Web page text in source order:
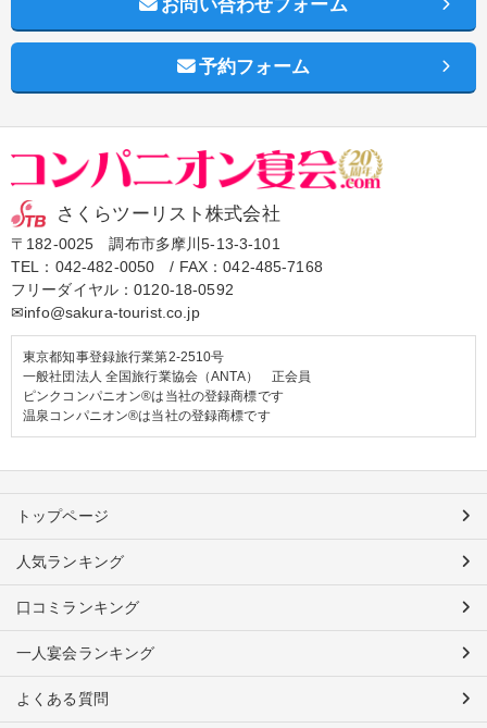
お問い合わせフォーム
予約フォーム
さくらツーリスト株式会社
〒182-0025 調布市多摩川5-13-3-101
TEL： 042-482-0050 / FAX：042-485-7168
フリーダイヤル：0120-18-0592
✉info@sakura-tourist.co.jp
東京都知事登録旅行業第2-2510号
一般社団法人 全国旅行業協会（ANTA） 正会員
ピンクコンパニオン®は当社の登録商標です
温泉コンパニオン®は当社の登録商標です
トップページ
人気ランキング
口コミランキング
一人宴会ランキング
よくある質問